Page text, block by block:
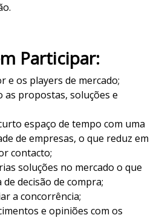
Participar:
e os players de mercado;
as propostas, soluções e
espaço de tempo com uma
de empresas, o que reduz em
contacto;
soluções no mercado o que
decisão de compra;
a concorrência;
e opiniões com os